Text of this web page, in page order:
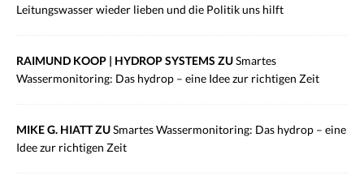
Leitungswasser wieder lieben und die Politik uns hilft
RAIMUND KOOP | HYDROP SYSTEMS ZUSmartes
Wassermonitoring: Das hydrop – eine Idee zur richtigen Zeit
MIKE G. HIATT ZUSmartes Wassermonitoring: Das hydrop – eine
Idee zur richtigen Zeit